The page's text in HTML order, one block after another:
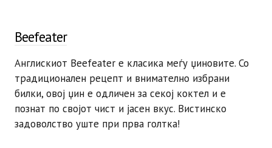
Beefeater
Англискиот Beefeater е класика меѓу џиновите. Со
традиционален рецепт и внимателно избрани
билки, овој џин е одличен за секој коктел и е
познат по својот чист и јасен вкус. Вистинско
задоволство уште при прва голтка!